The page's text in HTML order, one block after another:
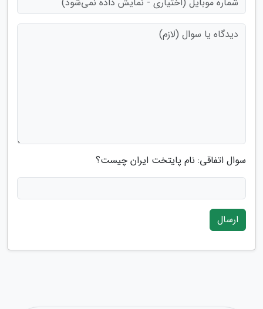
سوال اتفاقی: نام پایتخت ایران چیست؟
ارسال